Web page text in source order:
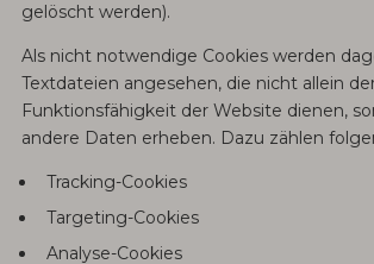
gelöscht werden).
Als nicht notwendige Cookies werden
Textdateien angesehen, die nicht allein
Funktionsfähigkeit der Website dienen,
andere Daten erheben. Dazu zählen
Tracking-Cookies
Targeting-Cookies
Analyse-Cookies